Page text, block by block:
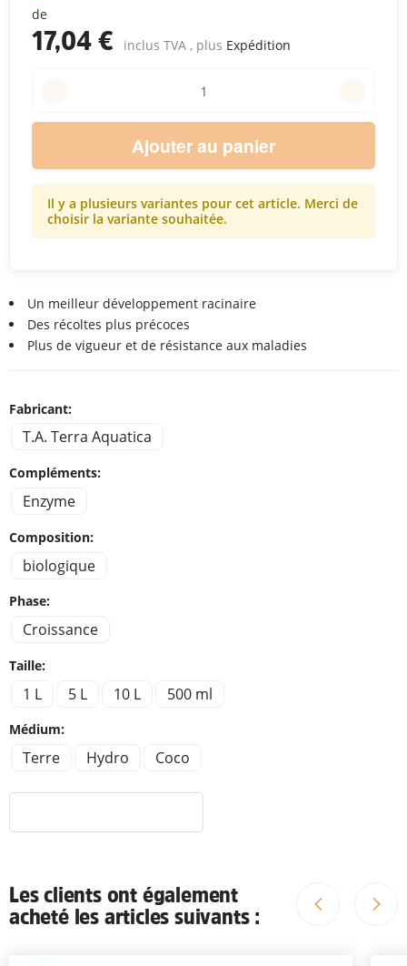
de
17,04 € inclus TVA , plus Expédition
Ajouter au panier
Il y a plusieurs variantes pour cet article. Merci de
choisir la variante souhaitée.
Un meilleur développement racinaire
Des récoltes plus précoces
Plus de vigueur et de résistance aux maladies
Fabricant:
T.A. Terra Aquatica
Compléments:
Enzyme
Composition:
biologique
Phase:
Croissance
Taille:
1 L 5 L 10 L 500 ml
Médium:
Terre Hydro Coco
Les clients ont également
acheté les articles suivants :